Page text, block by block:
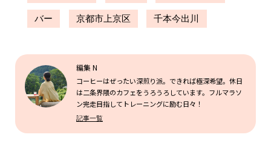
バー 京都市上京区 千本今出川
編集 N
コーヒーはぜったい深煎り派。できれば極深希望。休日
は二条界隈のカフェをうろうろしています。フルマラソ
ン完走目指してトレーニングに励む日々！
記事一覧